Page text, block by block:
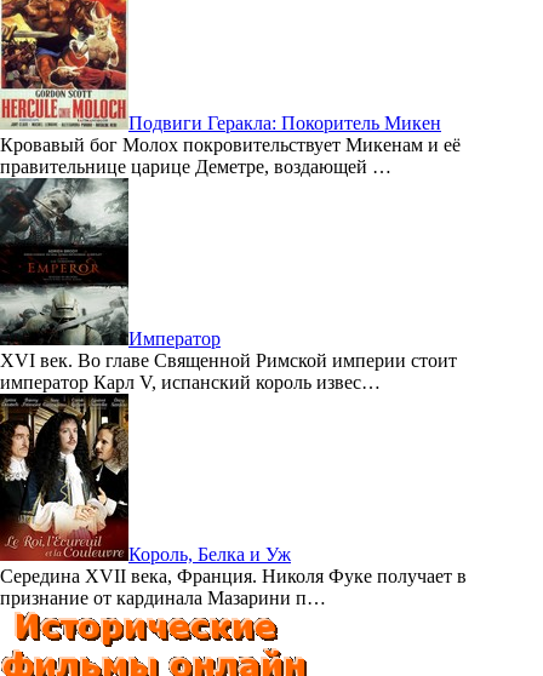
Подвиги Геракла: Покоритель Микен
Кровавый бог Молох покровительствует Микенам и её
правительнице царице Деметре, воздающей …
Император
XVI век. Во главе Священной Римской империи стоит
император Карл V, испанский король извес…
Король, Белка и Уж
Середина XVII века, Франция. Николя Фуке получает в
признание от кардинала Мазарини п…